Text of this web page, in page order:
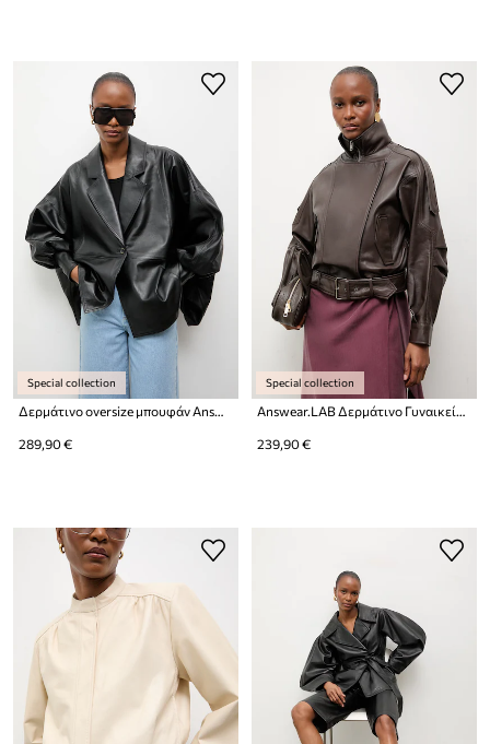
Special collection
289,90 €
Special collection
239,90 €